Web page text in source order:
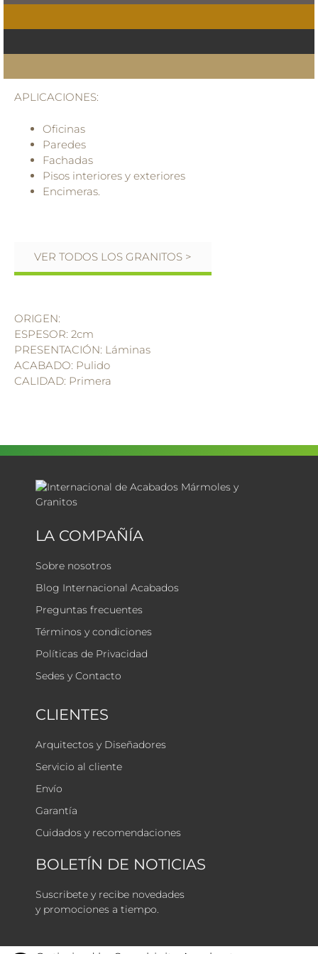
APLICACIONES:
Oficinas
Paredes
Fachadas
Pisos interiores y exteriores
Encimeras.
VER TODOS LOS GRANITOS >
ORIGEN:
ESPESOR: 2cm
PRESENTACIÓN: Láminas
ACABADO: Pulido
CALIDAD: Primera
LA COMPAÑÍA
Sobre nosotros
Blog Internacional Acabados
Preguntas frecuentes
Términos y condiciones
Políticas de Privacidad
Sedes y Contacto
CLIENTES
Arquitectos y Diseñadores
Servicio al cliente
Envío
Garantía
Cuidados y recomendaciones
BOLETÍN DE NOTICIAS
Suscribete y recibe novedades
y promociones a tiempo.